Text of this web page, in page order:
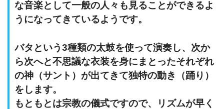
な音楽として一般の人々も見ることができるよ
うになってきているようです。
バタという3種類の太鼓を使って演奏し、次か
ら次へと不思議な衣装を身にまとったそれぞれ
の神（サント）が出てきて独特の動き（踊り）
をします。
もともとは宗教の儀式ですので、リズムが早く